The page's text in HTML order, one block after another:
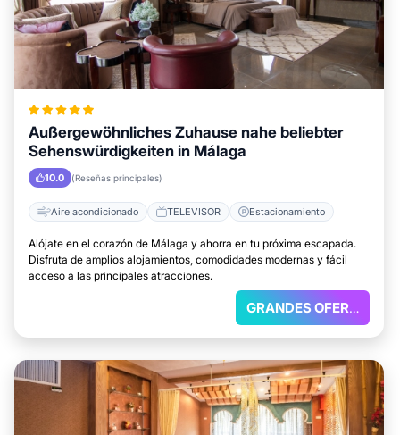
Außergewöhnliches Zuhause nahe beliebter
Sehenswürdigkeiten in Málaga
10.0 (Reseñas principales)
Aire acondicionado TELEVISOR Estacionamiento
Alójate en el corazón de Málaga y ahorra en tu próxima escapada.
Disfruta de amplios alojamientos, comodidades modernas y fácil
acceso a las principales atracciones.
GRANDES OFERTAS